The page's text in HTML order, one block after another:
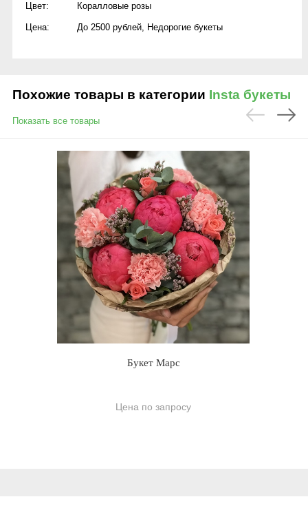
Цвет: Коралловые розы
Цена: До 2500 рублей, Недорогие букеты
Похожие товары в категории Insta букеты
Показать все товары
Букет Марс
Цена по запросу